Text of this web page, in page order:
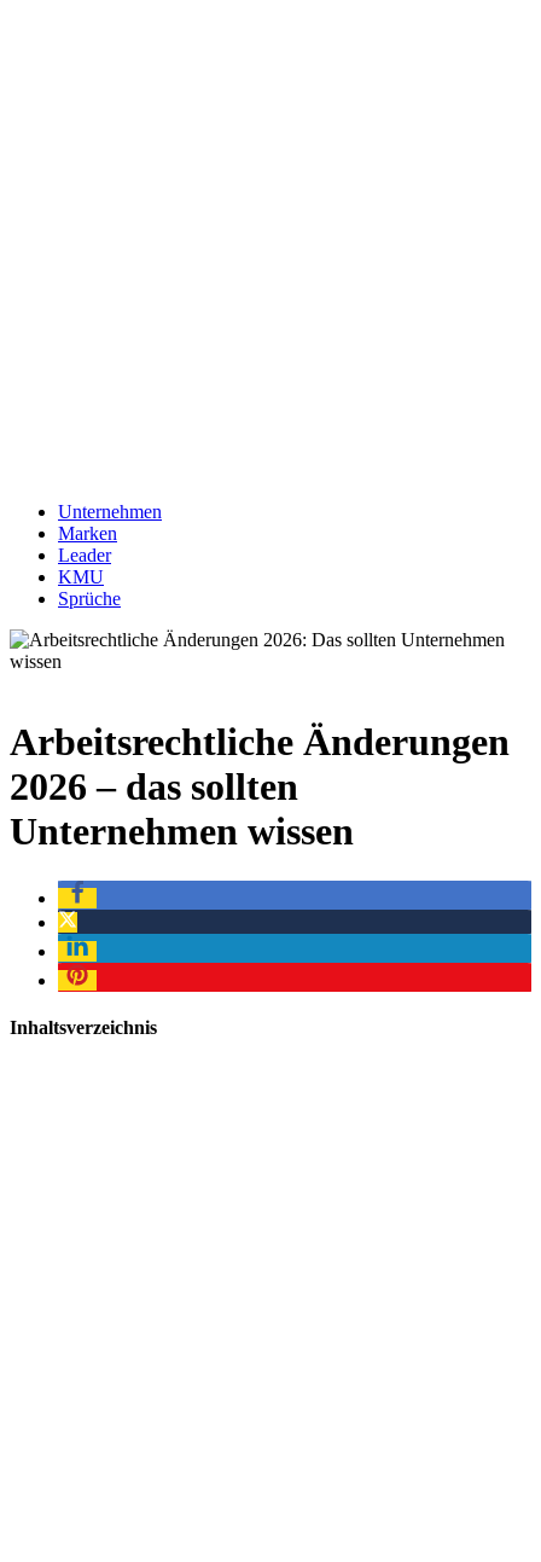
Unternehmen
Marken
Leader
KMU
Sprüche
Arbeitsrechtliche Änderungen
2026 – das sollten
Unternehmen wissen
Inhaltsverzeichnis